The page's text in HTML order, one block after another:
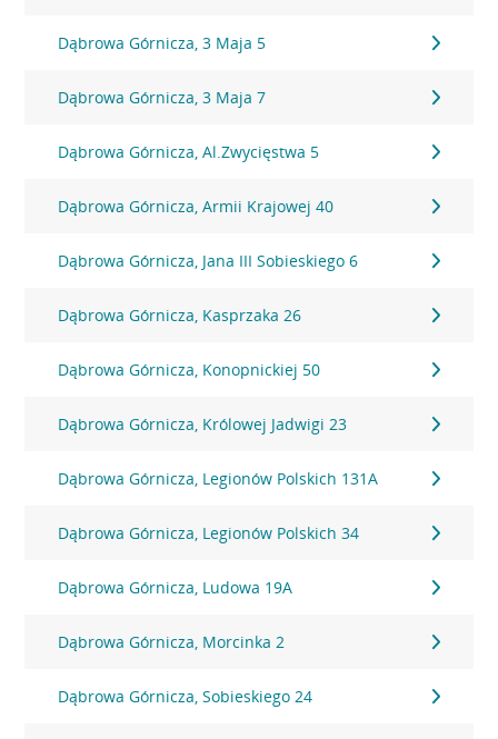
Dąbrowa Górnicza, 3 Maja 5
Dąbrowa Górnicza, 3 Maja 7
Dąbrowa Górnicza, Al.Zwycięstwa 5
Dąbrowa Górnicza, Armii Krajowej 40
Dąbrowa Górnicza, Jana III Sobieskiego 6
Dąbrowa Górnicza, Kasprzaka 26
Dąbrowa Górnicza, Konopnickiej 50
Dąbrowa Górnicza, Królowej Jadwigi 23
Dąbrowa Górnicza, Legionów Polskich 131A
Dąbrowa Górnicza, Legionów Polskich 34
Dąbrowa Górnicza, Ludowa 19A
Dąbrowa Górnicza, Morcinka 2
Dąbrowa Górnicza, Sobieskiego 24